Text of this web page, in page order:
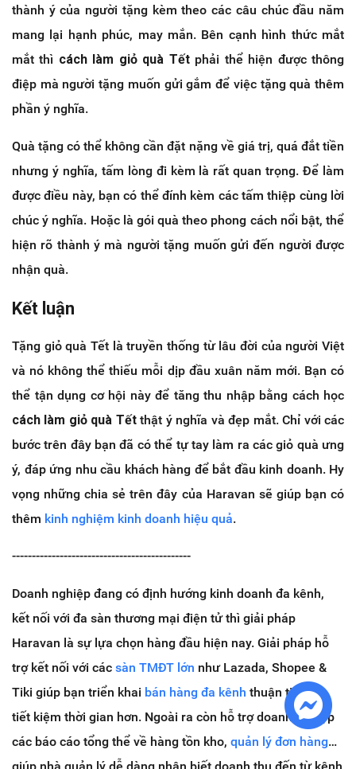
thành ý của người tặng kèm theo các câu chúc đầu năm
mang lại hạnh phúc, may mắn. Bên cạnh hình thức mắt
mắt thì cách làm giỏ quà Tếtphải thể hiện được thông
điệp mà người tặng muốn gửi gắm để việc tặng quà thêm
phần ý nghĩa.
Quà tặng có thể không cần đặt nặng về giá trị, quá đắt tiền
nhưng ý nghĩa, tấm lòng đi kèm là rất quan trọng. Để làm
được điều này, bạn có thể đính kèm các tấm thiệp cùng lời
chúc ý nghĩa. Hoặc là gói quà theo phong cách nổi bật, thể
hiện rõ thành ý mà người tặng muốn gửi đến người được
nhận quà.
Kết luận
Tặng giỏ quà Tết là truyền thống từ lâu đời của người Việt
và nó không thể thiếu mỗi dịp đầu xuân năm mới. Bạn có
thể tận dụng cơ hội này để tăng thu nhập bằng cách học
cách làm giỏ quà Tếtthật ý nghĩa và đẹp mắt. Chỉ với các
bước trên đây bạn đã có thể tự tay làm ra các giỏ quà ưng
ý, đáp ứng nhu cầu khách hàng để bắt đầu kinh doanh. Hy
vọng những chia sẻ trên đây của Haravan sẽ giúp bạn có
thêm kinh nghiệm kinh doanh hiệu quả.
---------------------------------------------
Doanh nghiệp đang có định hướng kinh doanh đa kênh,
kết nối với đa sàn thương mại điện tử thì giải pháp
Haravan là sự lựa chọn hàng đầu hiện nay. Giải pháp hỗ
trợ kết nối với các sàn TMĐT lớn như Lazada, Shopee &
Tiki giúp bạn triển khai bán hàng đa kênh thuận tiện và
tiết kiệm thời gian hơn. Ngoài ra còn hỗ trợ doanh nghiệp
các báo cáo tổng thể về hàng tồn kho, quản lý đơn hàng…